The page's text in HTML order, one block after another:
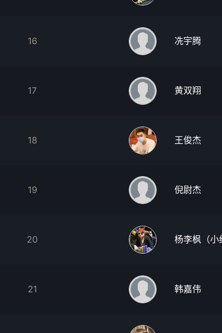
16 冼宇腾
17 黄双翔
18 王俊杰
19 倪尉杰
20 杨李枫（小
21 韩嘉伟